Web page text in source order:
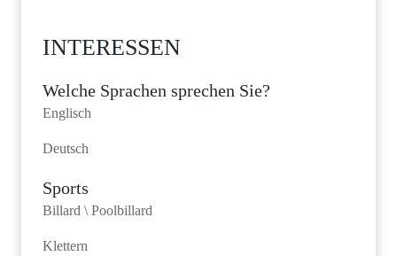
INTERESSEN
Welche Sprachen sprechen Sie?
Englisch
Deutsch
Sports
Billard \ Poolbillard
Klettern